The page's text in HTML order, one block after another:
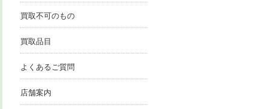
買取不可のもの
買取品目
よくあるご質問
店舗案内